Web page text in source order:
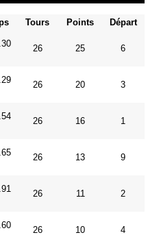
Tours Points Départ
26 25 6
26 20 3
26 16 1
26 13 9
26 11 2
26 10 4